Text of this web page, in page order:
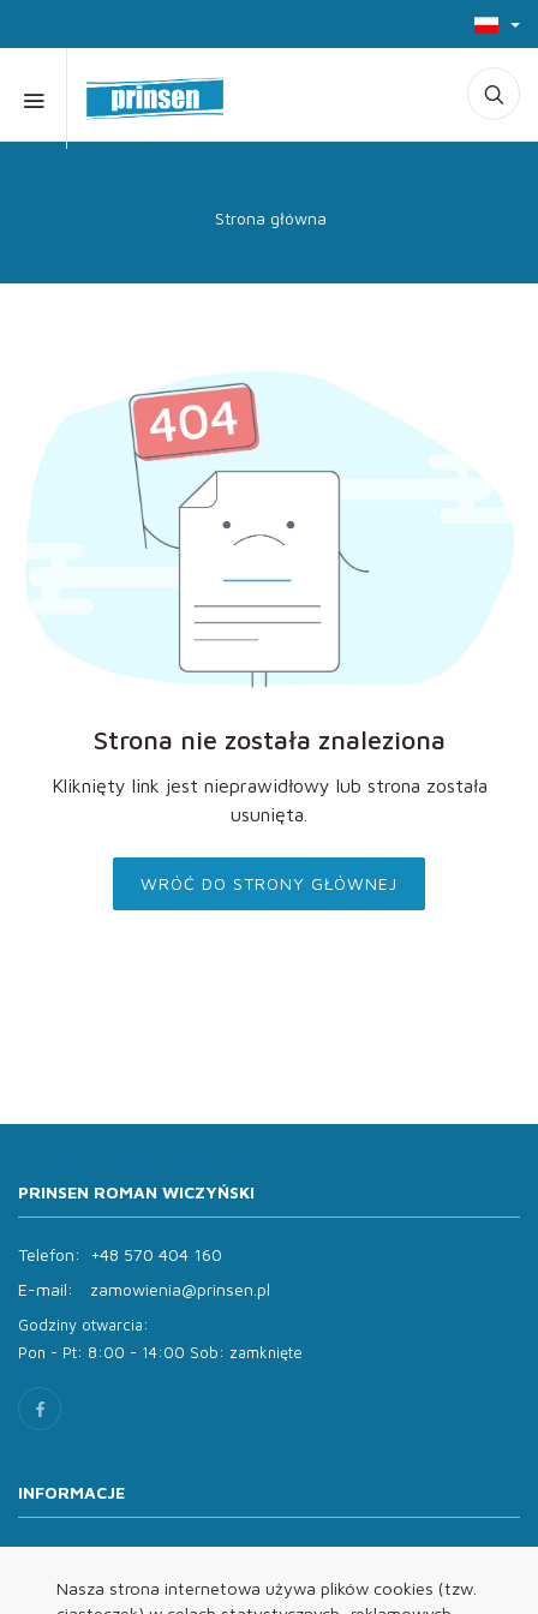
Nasza strona internetowa używa plików cookies (tzw.
Strona główna
Strona nie została znaleziona
Kliknięty link jest nieprawidłowy lub strona została
usunięta.
WRÓĆ DO STRONY GŁÓWNEJ
PRINSEN ROMAN WICZYŃSKI
Telefon:
+48 570 404 160
E-mail:
zamowienia@prinsen.pl
Godziny otwarcia:
Pon - Pt: 8:00 - 14:00 Sob: zamknięte
INFORMACJE
Oferta